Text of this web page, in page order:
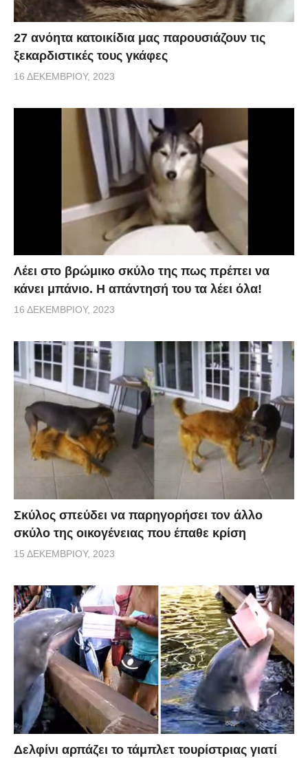
27 ανόητα κατοικίδια μας παρουσιάζουν τις
ξεκαρδιστικές τους γκάφες
16 ΔΕΚΕΜΒΡΊΟΥ, 2023
Λέει στο βρώμικο σκύλο της πως πρέπει να
κάνει μπάνιο. Η απάντησή του τα λέει όλα!
16 ΔΕΚΕΜΒΡΊΟΥ, 2023
Σκύλος σπεύδει να παρηγορήσει τον άλλο
σκύλο της οικογένειας που έπαθε κρίση
15 ΔΕΚΕΜΒΡΊΟΥ, 2023
Δελφίνι αρπάζει το τάμπλετ τουρίστριας γιατί